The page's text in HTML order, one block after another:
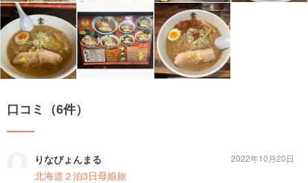
口コミ（6件）
りなぴょんまる
北海道２泊3日母娘旅
2022年10月20日